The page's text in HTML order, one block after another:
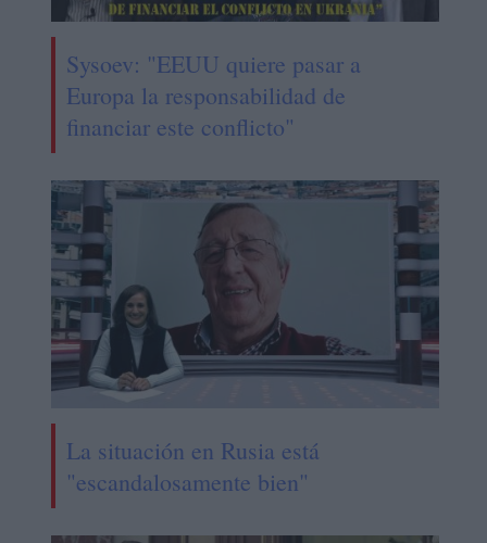
Sysoev: "EEUU quiere pasar a
Europa la responsabilidad de
financiar este conflicto"
La situación en Rusia está
"escandalosamente bien"